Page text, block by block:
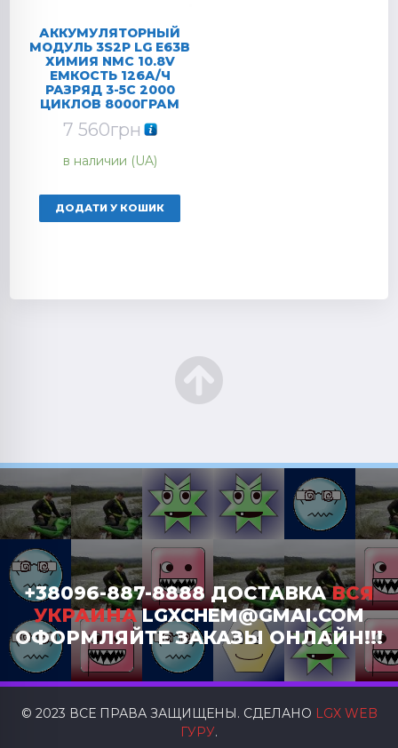
АККУМУЛЯТОРНЫЙ
МОДУЛЬ 3S2P LG E63B
ХИМИЯ NMC 10.8V
ЕМКОСТЬ 126А/Ч
РАЗРЯД 3-5C 2000
ЦИКЛОВ 8000ГРАМ
7 560грн
в наличии (UA)
ДОДАТИ У КОШИК
+38096-887-8888 ДОСТАВКАВСЯ
УКРАИНАLGXCHEM@GMAI.COM
ОФОРМЛЯЙТЕ ЗАКАЗЫ ОНЛАЙН!!!
© 2023 ВСЕ ПРАВА ЗАЩИЩЕНЫ. СДЕЛАНО LGX WEB
ГУРУ.